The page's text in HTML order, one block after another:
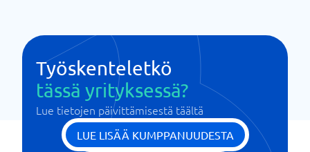
Työskenteletkö
tässä yrityksessä?
Lue tietojen päivittämisestä täältä
LUE LISÄÄ KUMPPANUUDESTA